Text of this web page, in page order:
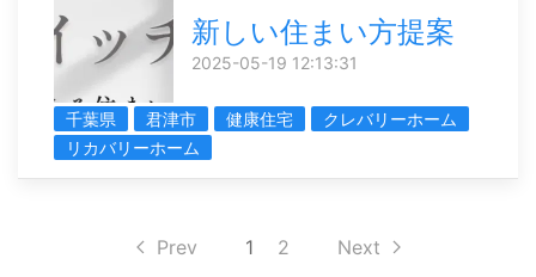
新しい住まい方提案
2025-05-19 12:13:31
千葉県 君津市 健康住宅
クレバリーホーム
リカバリーホーム
Prev 1 2 Next